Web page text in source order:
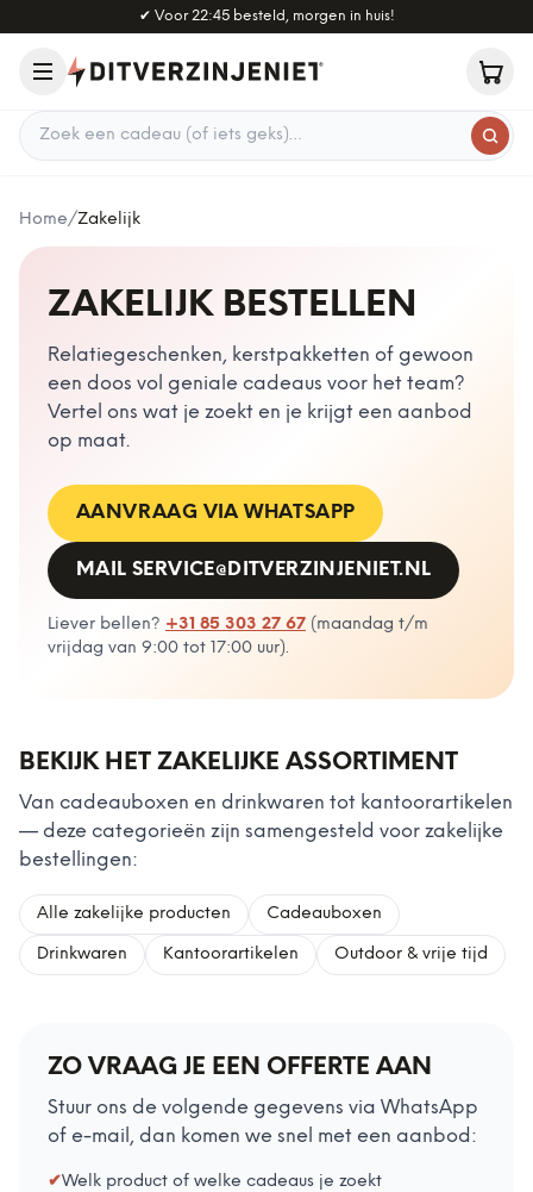
Naar hoofdinhoud
✔ Voor 22:45 besteld, morgen in huis!
Zoek een cadeau
Home/Zakelijk
ZAKELIJK BESTELLEN
Relatiegeschenken, kerstpakketten of gewoon
een doos vol geniale cadeaus voor het team?
Vertel ons wat je zoekt en je krijgt een aanbod
op maat.
AANVRAAG VIA WHATSAPP
MAIL SERVICE@DITVERZINJENIET.NL
Liever bellen? +31 85 303 27 67 ( maandag t/m
vrijdag van 9:00 tot 17:00 uur).
BEKIJK HET ZAKELIJKE ASSORTIMENT
Van cadeauboxen en drinkwaren tot kantoorartikelen
— deze categorieën zijn samengesteld voor zakelijke
bestellingen:
Alle zakelijke producten Cadeauboxen
Drinkwaren Kantoorartikelen Outdoor & vrije tijd
ZO VRAAG JE EEN OFFERTE AAN
Stuur ons de volgende gegevens via WhatsApp
of e-mail, dan komen we snel met een aanbod:
✔Welk product of welke cadeaus je zoekt